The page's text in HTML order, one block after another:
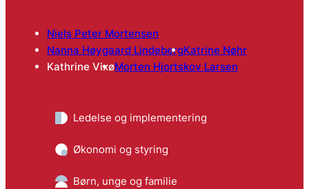
Niels Peter Mortensen
Nanna Høygaard LindebergKatrine Nøhr
Kathrine VixøMorten Hjortskov Larsen
Ledelse og implementering
Økonomi og styring
Børn, unge og familie